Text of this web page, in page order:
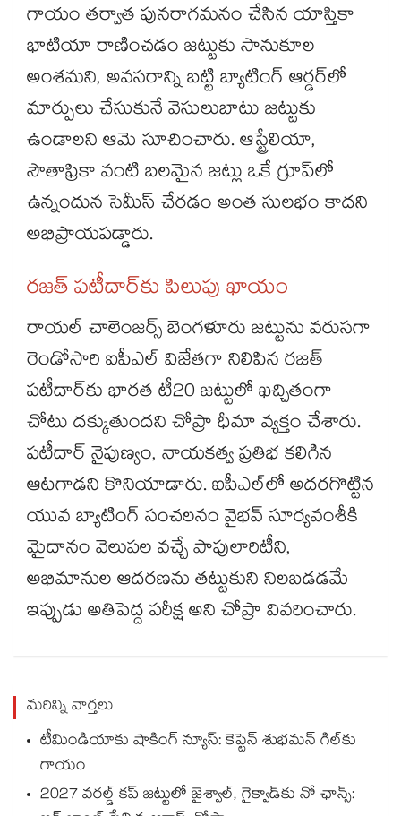
గాయం తర్వాత పునరాగమనం చేసిన యాస్తికా
భాటియా రాణించడం జట్టుకు సానుకూల
అంశమని, అవసరాన్ని బట్టి బ్యాటింగ్ ఆర్డర్‌‌‌‌‌‌‌‌లో
మార్పులు చేసుకునే వెసులుబాటు జట్టుకు
ఉండాలని ఆమె సూచించారు. ఆస్ట్రేలియా,
సౌతాఫ్రికా వంటి బలమైన జట్లు ఒకే గ్రూప్‌‌‌‌‌‌‌‌లో
ఉన్నందున సెమీస్ చేరడం అంత సులభం కాదని
అభిప్రాయపడ్డారు.
రజత్ పటీదార్‌‌‌‌‌‌‌‌కు పిలుపు ఖాయం
రాయల్ చాలెంజర్స్ బెంగళూరు జట్టును వరుసగా
రెండోసారి ఐపీఎల్ విజేతగా నిలిపిన రజత్
పటీదార్‌‌‌‌‌‌‌‌కు భారత టీ20 జట్టులో ఖచ్చితంగా
చోటు దక్కుతుందని చోప్రా ధీమా వ్యక్తం చేశారు.
పటీదార్‌‌‌‌‌‌‌‌ నైపుణ్యం, నాయకత్వ ప్రతిభ కలిగిన
ఆటగాడని కొనియాడారు. ఐపీఎల్‌‌‌‌‌‌‌‌లో అదరగొట్టిన
యువ బ్యాటింగ్ సంచలనం వైభవ్ సూర్యవంశీకి
మైదానం వెలుపల వచ్చే పాపులారిటీని,
అభిమానుల ఆదరణను తట్టుకుని నిలబడడమే
ఇప్పుడు అతిపెద్ద పరీక్ష అని చోప్రా వివరించారు.
మరిన్ని వార్తలు
టీమిండియాకు షాకింగ్ న్యూస్: కెప్టెన్ శుభమన్ గిల్‎కు
గాయం
2027 వరల్డ్ కప్‎ జట్టులో జైశ్వాల్, గైక్వాడ్‎కు నో ఛాన్స్: